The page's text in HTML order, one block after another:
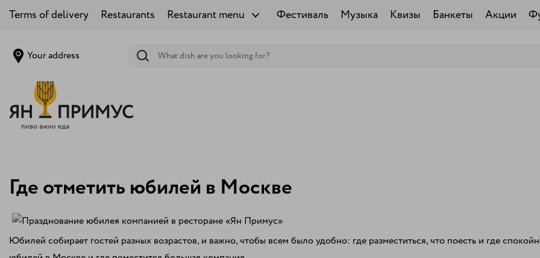
Terms of delivery Restaurants Restaurant menu Фестиваль Музыка Квизы Банкеты Акции
Your address
Где отметить юбилей в Москве
Юбилей собирает гостей разных возрастов, и важно, чтобы всем было удобно: где разместиться, что поесть и где